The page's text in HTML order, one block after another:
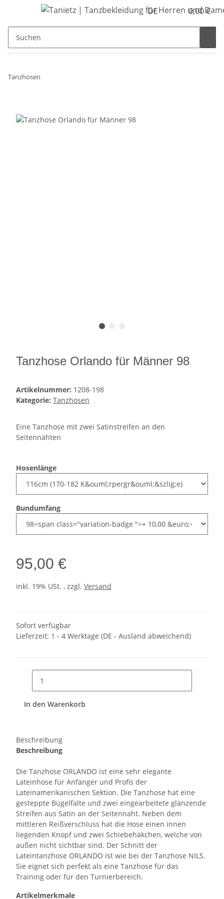
DE 0,00 €
Tanzhosen
Tanzhose Orlando für Männer 98
Artikelnummer: 1208-198
Kategorie: Tanzhosen
Eine Tanzhose mit zwei Satinstreifen an den
Seitennähten
Hosenlänge
Bundumfang
95,00 €
inkl. 19% USt. , zzgl. Versand
Sofort verfügbar
Lieferzeit: 1 - 4 Werktage (DE - Ausland abweichend)
In den Warenkorb
Beschreibung
Beschreibung
Die Tanzhose ORLANDO ist eine sehr elegante
Lateinhose für Anfänger und Profis der
Lateinamerikanischen Sektion. Die Tanzhose hat eine
gesteppte Bügelfalte und zwei eingearbeitete glänzende
Streifen aus Satin an der Seitennaht. Neben dem
mittleren Reißverschluss hat die Hose einen innen
liegenden Knopf und zwei Schiebehäkchen, welche von
außen nicht sichtbar sind. Der Schnitt der
Lateintanzhose ORLANDO ist wie bei der Tanzhose NILS.
Sie eignet sich perfekt als eine Tanzhose für das
Training oder für den Turnierbereich.
Artikelmerkmale